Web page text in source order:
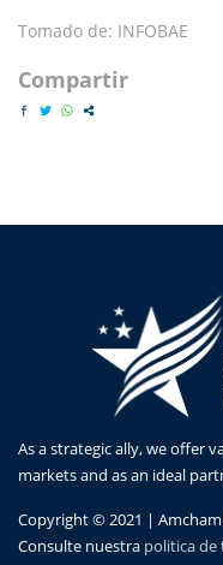
Tomado de: INFOBAE
Compartir
As a strategic ally, we offer
markets and as an ideal
Copyright © 2021 |
Consulte nuestra politica